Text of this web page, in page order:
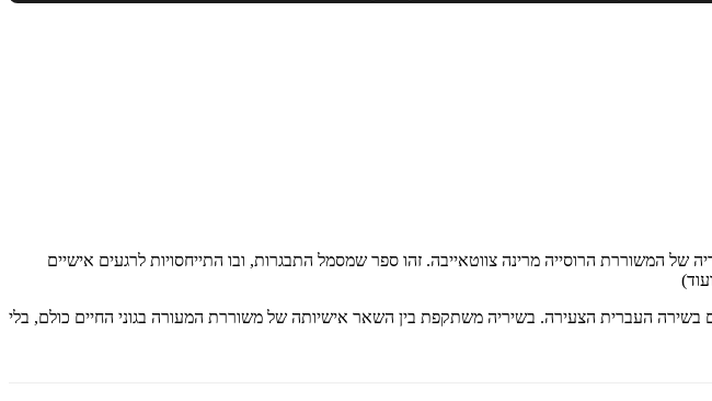
מבחר שירים שנכתבו משנת 2005 ועד 2011, לצד תרגומים לשיריה של המשוררת הרוסייה מרינה צווטאייבה. זהו ספר שמסמל התבגרות, ובו התייחסויות לרגעים אישיים
העברית הצעירה. בשיריה משתקפת בין השאר אישיותה של משוררת המעורה בגוני החיים כולם, בלי